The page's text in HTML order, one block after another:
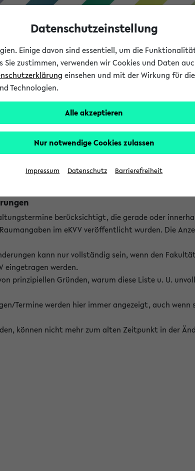
berücksichtigt, die gerade oder
im eKVV veröffentlicht wurden. Die
kann nur vollständig sein, wenn den
eingetragen werden.
prinzipiellen Gründen, warum diese Liste u. U.
Termine werden hier immer angezeigt, auch
können nicht mehr zum alten Zeitpunkt in der
Datenschutzeinstellung
Einige davon sind essentiell, um die
Sie zustimmen, verwenden wir Cookies und Daten
einsehen und mit der Wirkung für
Technologien.
Alle akzeptieren
Nur notwendige Cookies zulassen
Impressum Datenschutz Barrierefreiheit